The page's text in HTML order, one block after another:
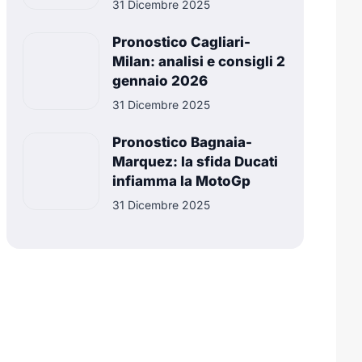
31 Dicembre 2025
Pronostico Cagliari-
Milan: analisi e consigli 2
gennaio 2026
31 Dicembre 2025
Pronostico Bagnaia-
Marquez: la sfida Ducati
infiamma la MotoGp
31 Dicembre 2025